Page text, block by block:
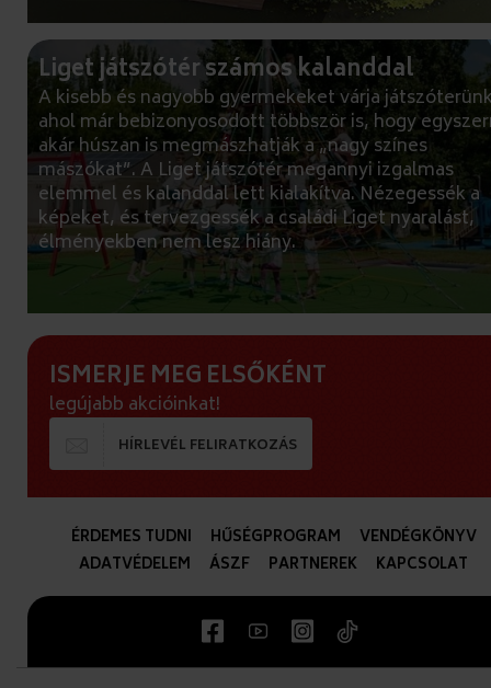
Liget játszótér számos kalanddal
A kisebb és nagyobb gyermekeket várja
ahol már bebizonyosodott többször is, hogy
akár húszan is megmászhatják a „nagy színes
mászókat”. A Liget játszótér megannyi izgalmas
elemmel és kalanddal lett kialakítva. Nézegessék a
képeket, és tervezgessék a családi Liget nyaralást,
élményekben nem lesz hiány.
ISMERJE MEG ELSŐKÉNT
legújabb akcióinkat!
HÍRLEVÉL FELIRATKOZÁS
ÉRDEMES TUDNI HŰSÉGPROGRAM
VENDÉGKÖNYV
ADATVÉDELEM
ÁSZF PARTNEREK KAPCSOLAT